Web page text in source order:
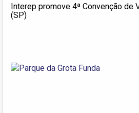
Interep promove 4ª Convenção de
(SP)